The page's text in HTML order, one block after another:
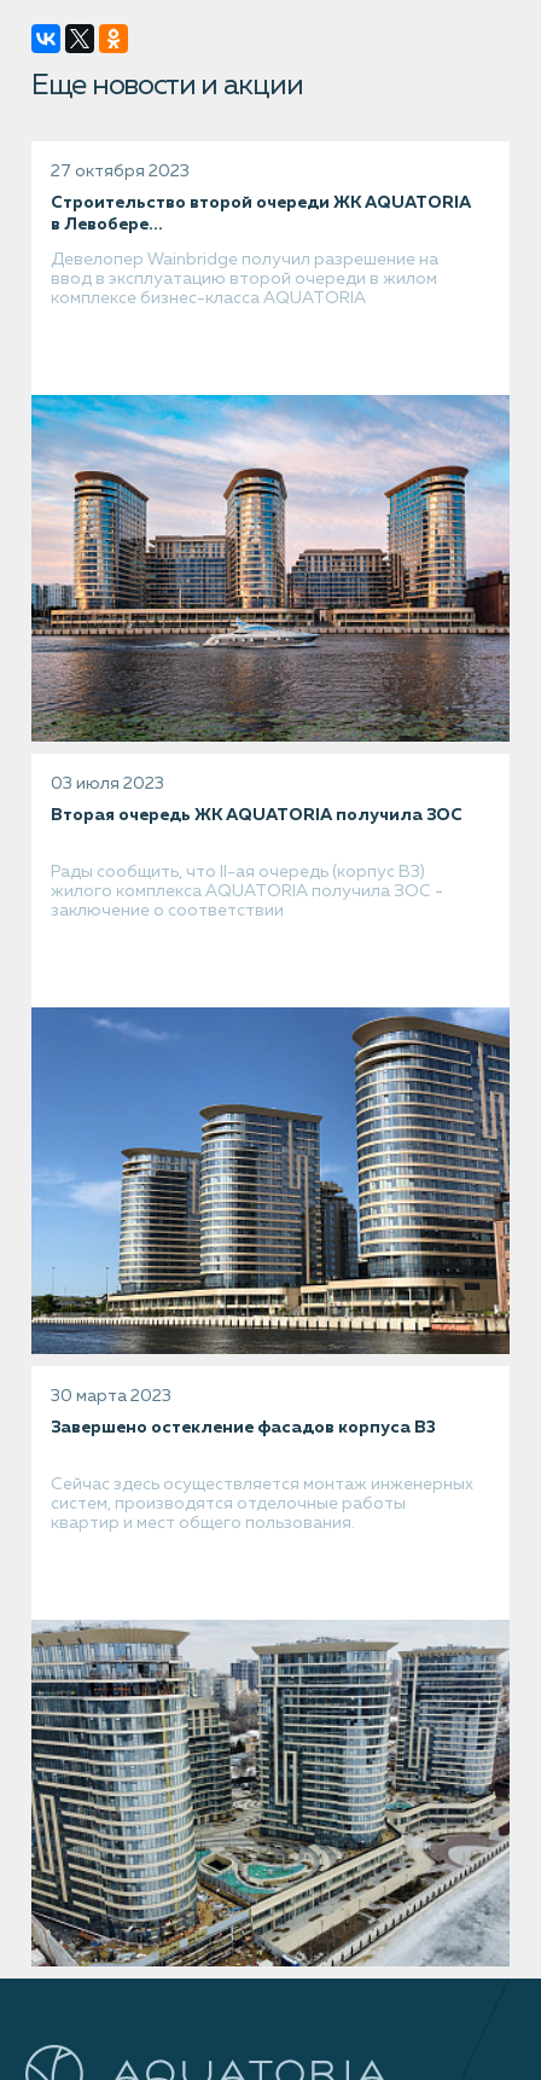
Еще новости и акции
27 октября 2023
Строительство второй очереди ЖК AQUATORIA
в Левобере...
Девелопер Wainbridge получил разрешение на
ввод в эксплуатацию второй очереди в жилом
комплексе бизнес-класса AQUATORIA
03 июля 2023
Вторая очередь ЖК AQUATORIA получила ЗОС
Рады сообщить, что II-ая очередь (корпус В3)
жилого комплекса AQUATORIA получила ЗОС -
заключение о соответствии
30 марта 2023
Завершено остекление фасадов корпуса В3
Сейчас здесь осуществляется монтаж инженерных
систем, производятся отделочные работы
квартир и мест общего пользования.